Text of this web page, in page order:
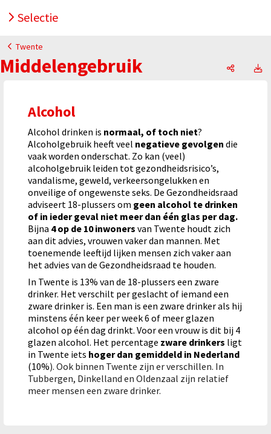
Selectie
Twente
Middelengebruik
Alcohol
Alcohol drinken is normaal, of toch niet?
Alcoholgebruik heeft veel negatieve gevolgen die
vaak worden onderschat. Zo kan (veel)
alcoholgebruik leiden tot gezondheidsrisico’s,
vandalisme, geweld, verkeersongelukken en
onveilige of ongewenste seks. De Gezondheidsraad
adviseert 18-plussers om geen alcohol te drinken
of in ieder geval niet meer dan één glas per dag.
Bijna 4 op de 10 inwoners van Twente houdt zich
aan dit advies, vrouwen vaker dan mannen. Met
toenemende leeftijd lijken mensen zich vaker aan
het advies van de Gezondheidsraad te houden.
In Twente is 13% van de 18-plussers een zware
drinker. Het verschilt per geslacht of iemand een
zware drinker is. Een man is een zware drinker als hij
minstens één keer per week 6 of meer glazen
alcohol op één dag drinkt. Voor een vrouw is dit bij 4
glazen alcohol. Het percentage zware drinkers ligt
in Twente iets hoger dan gemiddeld in Nederland
(10%). Ook binnen Twente zijn er verschillen. In
Tubbergen, Dinkelland en Oldenzaal zijn relatief
meer mensen een zware drinker.